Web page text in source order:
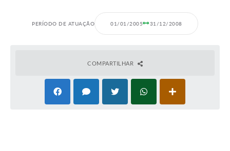
PERÍODO DE ATUAÇÃO 01/01/2005 31/12/2008
COMPARTILHAR